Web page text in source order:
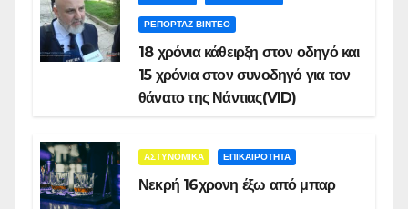
ΡΕΠΟΡΤΑΖ ΒΙΝΤΕΟ
18 χρόνια κάθειρξη στον οδηγό και
15 χρόνια στον συνοδηγό για τον
θάνατο της Νάντιας(VID)
ΑΣΤΥΝΟΜΙΚΑ ΕΠΙΚΑΙΡΟΤΗΤΑ
Νεκρή 16χρονη έξω από μπαρ